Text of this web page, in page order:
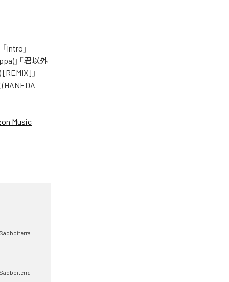
Intro」
」「君以外
」
(HANEDA
Music
Sadboiterra
Sadboiterra